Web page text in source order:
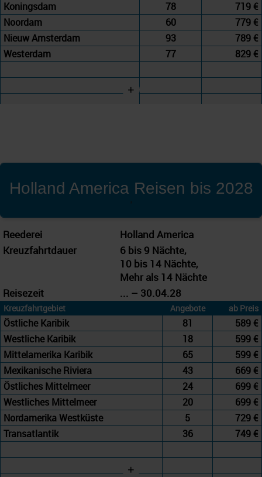
Koningsdam 78
719 €
Noordam
60
779 €
Nieuw Amsterdam
93
789 €
Westerdam
77 829 €
+
Holland America Reisen bis 2028
'
Reederei
Holland America
Kreuzfahrtdauer
6 bis 9 Nächte,
10 bis 14 Nächte,
Mehr als 14 Nächte
Reisezeit
... – 30.04.28
Kreuzfahrtgebiet Angebote ab Preis
Östliche Karibik 81
589 €
Westliche Karibik
18
599 €
Mittelamerika Karibik
65
599 €
Mexikanische Riviera
43
669 €
Östliches Mittelmeer
24
699 €
Westliches Mittelmeer
20
699 €
Nordamerika Westküste
5
729 €
Transatlantik
36 749 €
+